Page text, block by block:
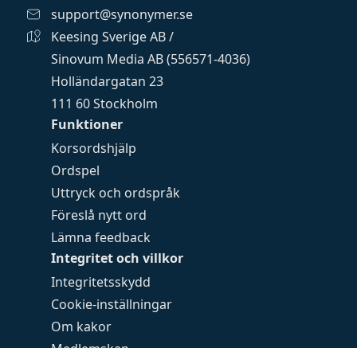
Funktioner
Korsordshjälp
Ordspel
Uttryck och ordspråk
Föreslå nytt ord
Lämna feedback
Integritet och villkor
Integritetsskydd
Cookie-inställningar
Om kakor
support@synonymer.se
Keesing Sverige AB /
Sinovum Media AB (556571-4036)
Holländargatan 23
111 60 Stockholm